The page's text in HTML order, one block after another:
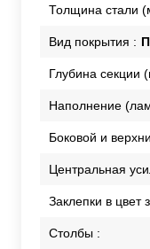
Толщина стали
Вид покрытия :
Глубина секции
Наполнение
Боковой и
Центральная
Заклепки в цвет
Столбы :